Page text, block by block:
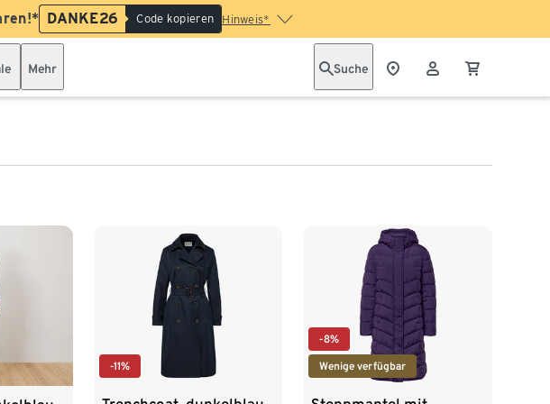
DANKE26 Code kopieren Hinweis*
Mehr Suche
-11%
-8%
Wenige verfügbar